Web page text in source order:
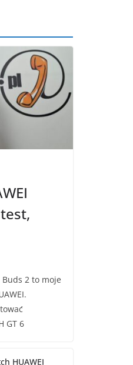
Buds 2 to moje
GT 6
HUAWEI